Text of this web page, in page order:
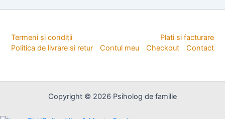
Termeni și condiții
Plati si facturare
Politica de livrare si retur
Contul meu Checkout Contact
Copyright © 2026 Psiholog de familie